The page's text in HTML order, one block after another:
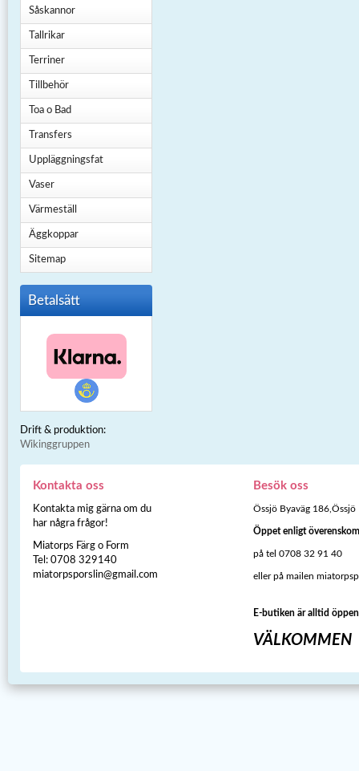
Såskannor
Tallrikar
Terriner
Tillbehör
Toa o Bad
Transfers
Uppläggningsfat
Vaser
Värmeställ
Äggkoppar
Sitemap
Betalsätt
Drift & produktion:
Wikinggruppen
Kontakta oss
Kontakta mig gärna om du
har några frågor!
Miatorps Färg o Form
Tel: 0708 329140
miatorpsporslin@gmail.com
Besök oss
Össjö Byaväg 186,Össjö
Öppet enligt
på tel 0708 32 91 40
eller på mailen
E-butiken är alltid öppen
VÄLKOMMEN